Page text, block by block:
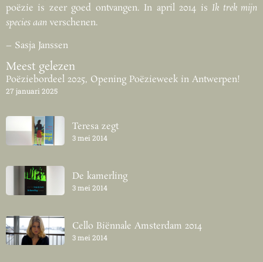
poëzie is zeer goed ontvangen. In april 2014 isIk trek mijn
species aan verschenen.
– Sasja Janssen
Meest gelezen
Poëziebordeel 2025, Opening Poëzieweek in Antwerpen!
27 januari 2025
Teresa zegt
3 mei 2014
De kamerling
3 mei 2014
Cello Biënnale Amsterdam 2014
3 mei 2014